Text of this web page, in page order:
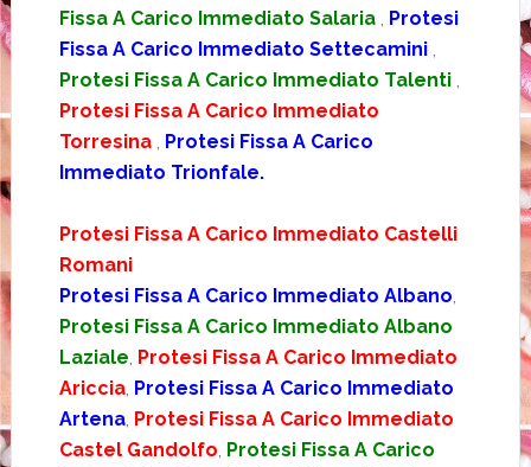
Fissa A Carico Immediato Salaria
Protesi
Fissa A Carico Immediato Settecamini
Protesi Fissa A Carico Immediato Talenti
Protesi Fissa A Carico Immediato
Torresina
Protesi Fissa A Carico
Immediato Trionfale.
Protesi Fissa A Carico Immediato Castelli
Romani
Protesi Fissa A Carico Immediato Albano
Protesi Fissa A Carico Immediato Albano
Laziale Protesi Fissa A Carico Immediato
Ariccia, Protesi Fissa A Carico Immediato
Artena, Protesi Fissa A Carico Immediato
Castel Gandolfo Protesi Fissa A Carico